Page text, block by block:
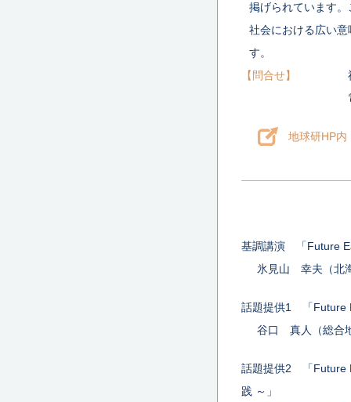
掲げられています
社会における広い
す。
問合せ
地球研HP
基調講演 「Future
氷見山 幸夫（北
話題提供1 「Future
谷口 真人（総合
話題提供2 「Future
践 ～」